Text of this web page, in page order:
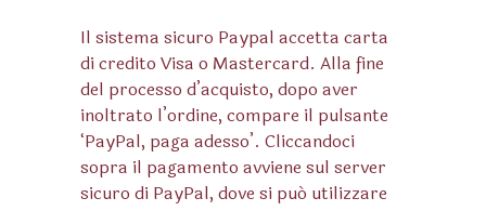
Il sistema sicuro Paypal accetta carta
di credito Visa o Mastercard. Alla fine
del processo d’acquisto, dopo aver
inoltrato l’ordine, compare il pulsante
‘PayPal, paga adesso’. Cliccandoci
sopra il pagamento avviene sul server
sicuro di PayPal, dove si puó utilizzare